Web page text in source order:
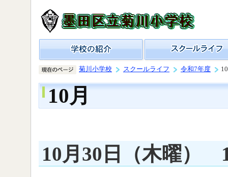
菊川小学校 スクールライフ 令和7年度
10月
10月30日（木曜）